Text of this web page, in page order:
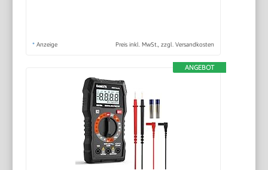
* Anzeige Preis inkl. MwSt., zzgl. Versandkosten
ANGEBOT